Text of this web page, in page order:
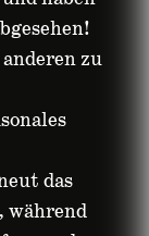
zu
das
während